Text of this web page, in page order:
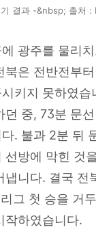
결과 -&nbsp; 출처 :
광주를 물리
북은 전반전부
키지 못하였습
던 중, 73분 문
. 불과 2분 뒤
선방에 막힌 것
냅니다. 결국 전
그 첫 승을 거
작하였습니다.